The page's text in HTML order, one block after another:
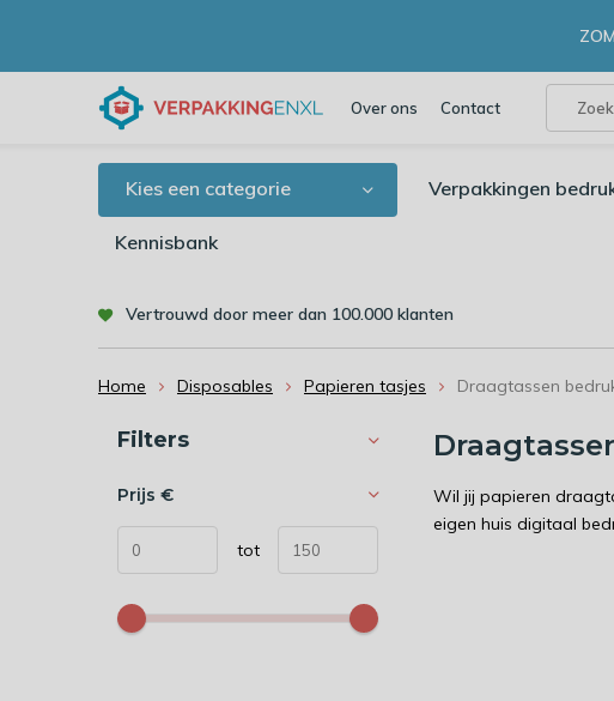
Over ons Contact
Kies een categorie Verpakkingen
Kennisbank
Vertrouwd door meer dan 100.000 klanten
Home Disposables Papieren tasjes Draagtassen
Wil jij papieren
eigen huis digitaal
Sorteren op:
Filters
Prijs €
tot